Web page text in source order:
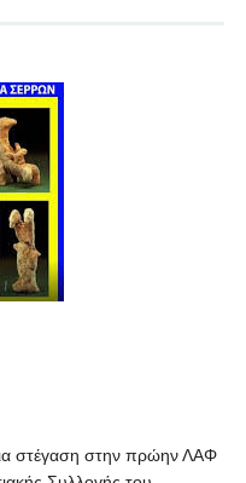
στέγαση στην πρώην ΛΑΦ